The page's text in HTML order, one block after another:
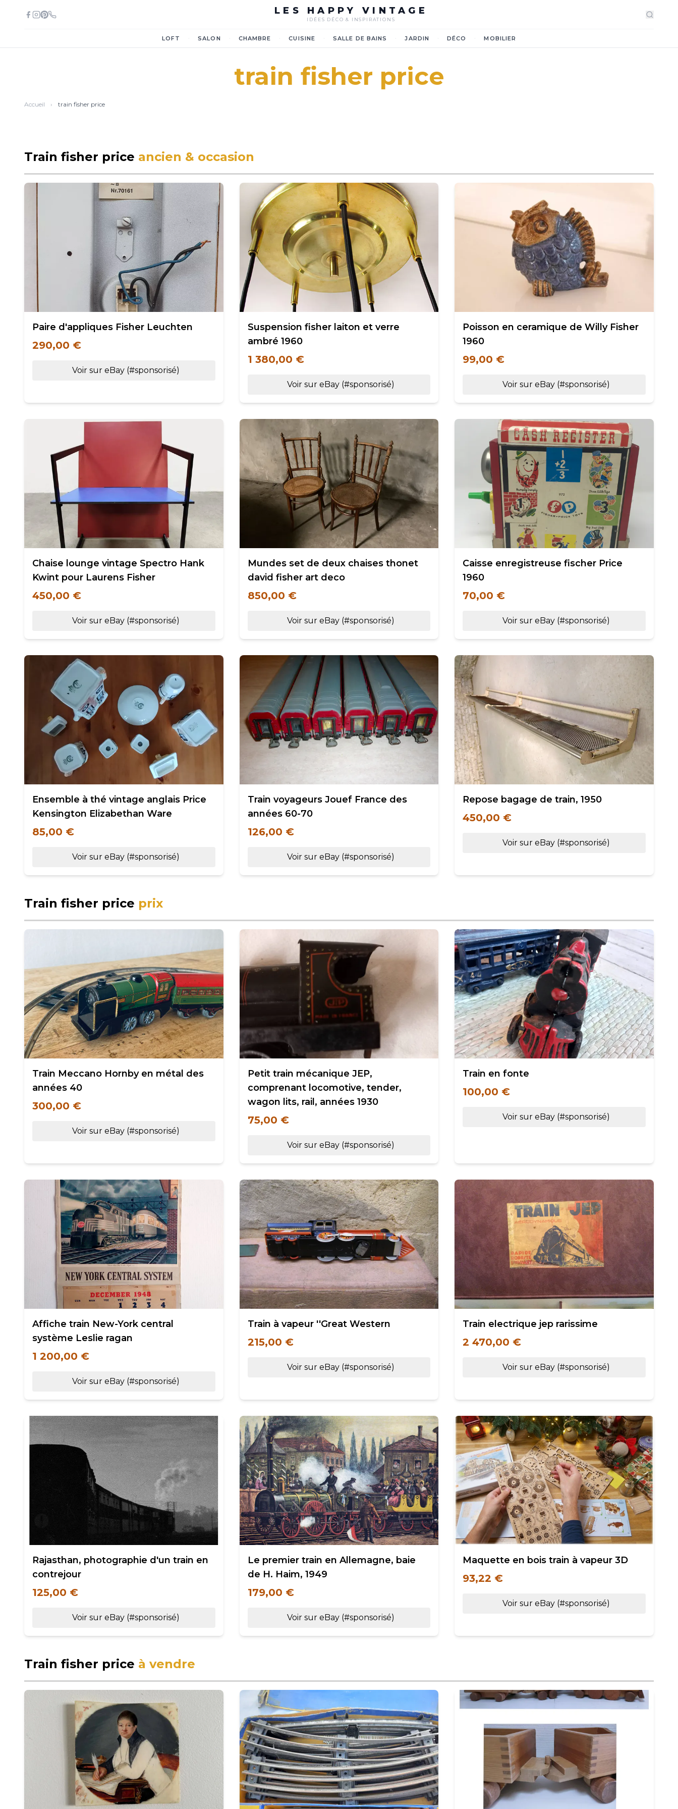
LES HAPPY VINTAGE
IDÉES DÉCO & INSPIRATIONS
LOFT SALON CHAMBRE CUISINE SALLE DE BAINS JARDIN DÉCO MOBILIER
train fisher price
Accueil › train fisher price
Train fisher price ancien & occasion
Paire d'appliques Fisher Leuchten
290,00 €
Voir sur eBay (#sponsorisé)
Suspension fisher laiton et verre
ambré 1960
1 380,00 €
Voir sur eBay (#sponsorisé)
Poisson en ceramique de Willy Fisher
1960
99,00 €
Voir sur eBay (#sponsorisé)
Chaise lounge vintage Spectro Hank
Kwint pour Laurens Fisher
450,00 €
Voir sur eBay (#sponsorisé)
Mundes set de deux chaises thonet
david fisher art deco
850,00 €
Voir sur eBay (#sponsorisé)
Caisse enregistreuse fischer Price
1960
70,00 €
Voir sur eBay (#sponsorisé)
Ensemble à thé vintage anglais Price
Kensington Elizabethan Ware
85,00 €
Voir sur eBay (#sponsorisé)
Train voyageurs Jouef France des
années 60-70
126,00 €
Voir sur eBay (#sponsorisé)
Repose bagage de train, 1950
450,00 €
Voir sur eBay (#sponsorisé)
Train fisher price prix
Train Meccano Hornby en métal des
années 40
300,00 €
Voir sur eBay (#sponsorisé)
Petit train mécanique JEP,
comprenant locomotive, tender,
wagon lits, rail, années 1930
75,00 €
Voir sur eBay (#sponsorisé)
Train en fonte
100,00 €
Voir sur eBay (#sponsorisé)
Affiche train New-York central
système Leslie ragan
1 200,00 €
Voir sur eBay (#sponsorisé)
Train à vapeur ''Great Western
215,00 €
Voir sur eBay (#sponsorisé)
Train electrique jep rarissime
2 470,00 €
Voir sur eBay (#sponsorisé)
Rajasthan, photographie d'un train en
contrejour
125,00 €
Voir sur eBay (#sponsorisé)
Le premier train en Allemagne, baie
de H. Haim, 1949
179,00 €
Voir sur eBay (#sponsorisé)
Maquette en bois train à vapeur 3D
93,22 €
Voir sur eBay (#sponsorisé)
Train fisher price à vendre